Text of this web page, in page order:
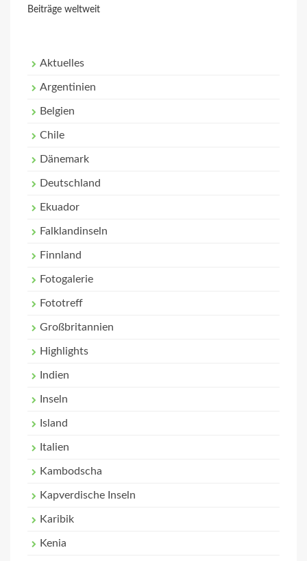
Beiträge weltweit
Aktuelles
Argentinien
Belgien
Chile
Dänemark
Deutschland
Ekuador
Falklandinseln
Finnland
Fotogalerie
Fototreff
Großbritannien
Highlights
Indien
Inseln
Island
Italien
Kambodscha
Kapverdische Inseln
Karibik
Kenia